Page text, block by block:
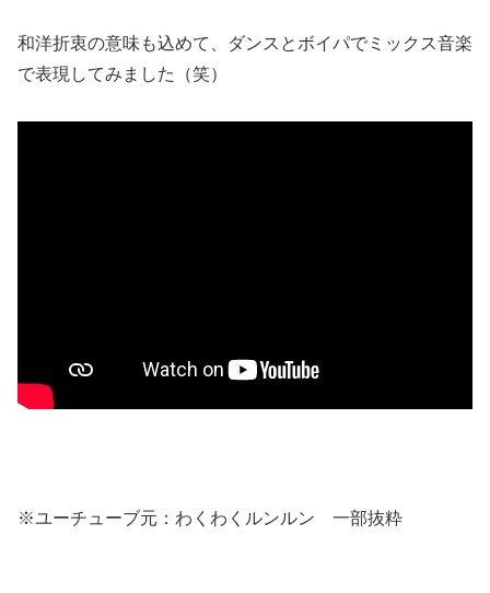
和洋折衷の意味も込めて、ダンスとボイパでミックス音楽
で表現してみました（笑）
※ユーチューブ元：わくわくルンルン 一部抜粋